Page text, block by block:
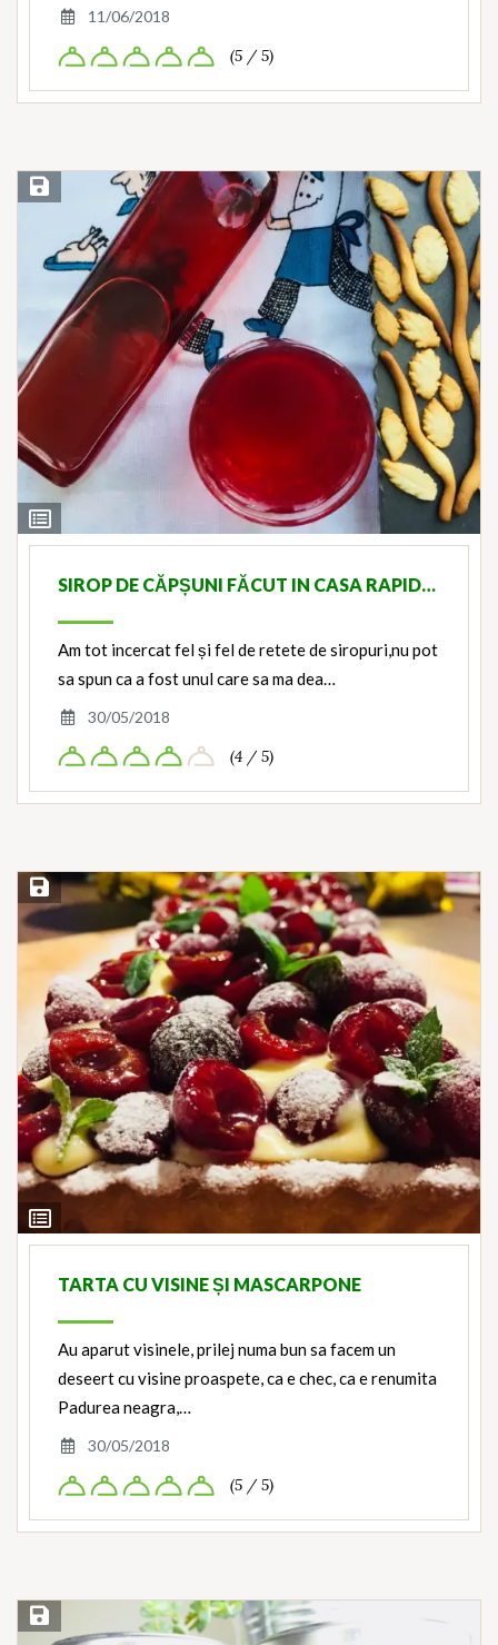
11/06/2018
(5 / 5)
View
Ingredients
Save Recipe
SIROP DE CĂPȘUNI FĂCUT IN CASA RAPID…
Am tot incercat fel și fel de retete de siropuri,nu pot
sa spun ca a fost unul care sa ma dea…
30/05/2018
(4 / 5)
View
Ingredients
Save Recipe
TARTA CU VISINE ȘI MASCARPONE
Au aparut visinele, prilej numa bun sa facem un
deseert cu visine proaspete, ca e chec, ca e renumita
Padurea neagra,…
30/05/2018
(5 / 5)
Save Recipe